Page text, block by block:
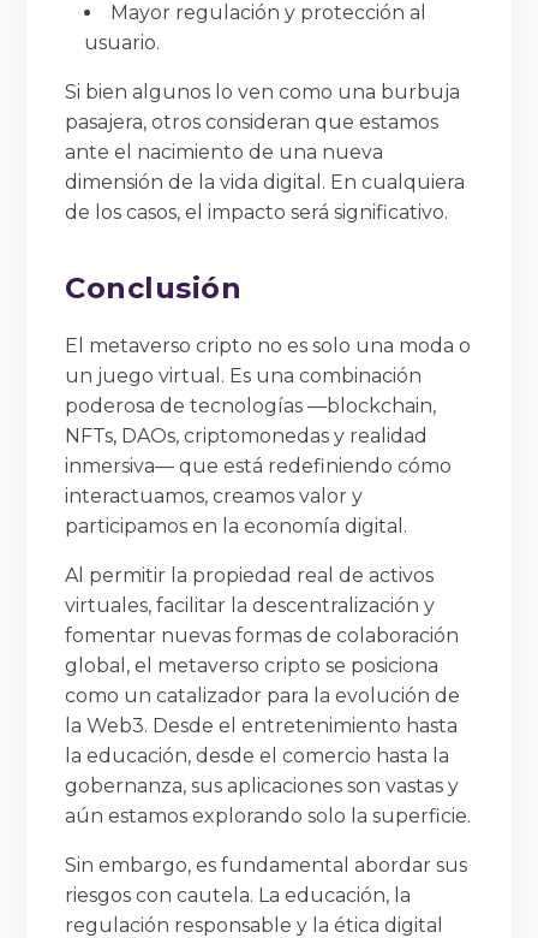
Mayor regulación y protección al
usuario.
Si bien algunos lo ven como una burbuja
pasajera, otros consideran que estamos
ante el nacimiento de una nueva
dimensión de la vida digital. En cualquiera
de los casos, el impacto será significativo.
Conclusión
El metaverso cripto no es solo una moda o
un juego virtual. Es una combinación
poderosa de tecnologías —blockchain,
NFTs, DAOs, criptomonedas y realidad
inmersiva— que está redefiniendo cómo
interactuamos, creamos valor y
participamos en la economía digital.
Al permitir la propiedad real de activos
virtuales, facilitar la descentralización y
fomentar nuevas formas de colaboración
global, el metaverso cripto se posiciona
como un catalizador para la evolución de
la Web3. Desde el entretenimiento hasta
la educación, desde el comercio hasta la
gobernanza, sus aplicaciones son vastas y
aún estamos explorando solo la superficie.
Sin embargo, es fundamental abordar sus
riesgos con cautela. La educación, la
regulación responsable y la ética digital